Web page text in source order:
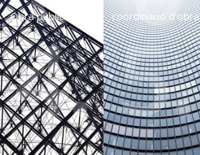
Obra pública i civíl
4.
coordinació d'obra
5.